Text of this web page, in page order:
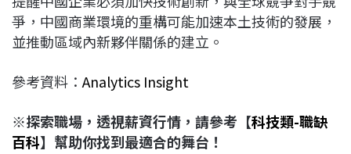
爭，中國商業環境的重構可能加速本土技術的發展，
並推動區域內新夥伴關係的建立。
參考資料： Analytics Insight
※探索職場，透視薪資行情，請參考【科技類-職缺
百科】幫助你找到最適合的舞台！